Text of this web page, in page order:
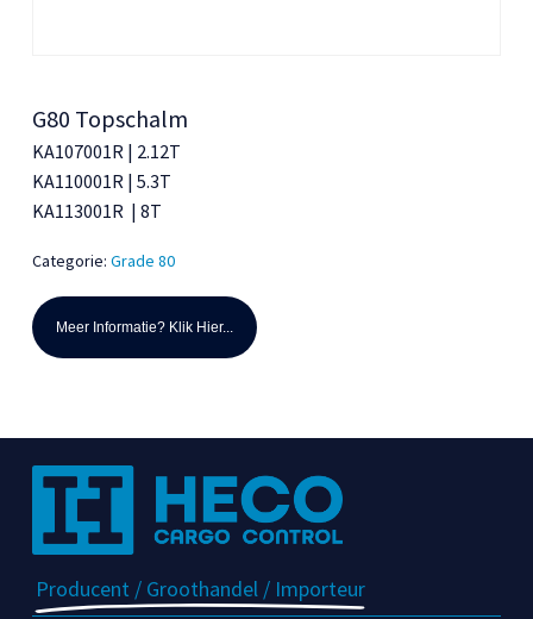
G80 Topschalm
KA107001R | 2.12T
KA110001R | 5.3T
KA113001R | 8T
Categorie: Grade 80
Meer Informatie? Klik Hier...
Producent / Groothandel / Importeur